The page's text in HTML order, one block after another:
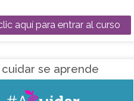
aquí para entrar al curso
cuidar se aprende